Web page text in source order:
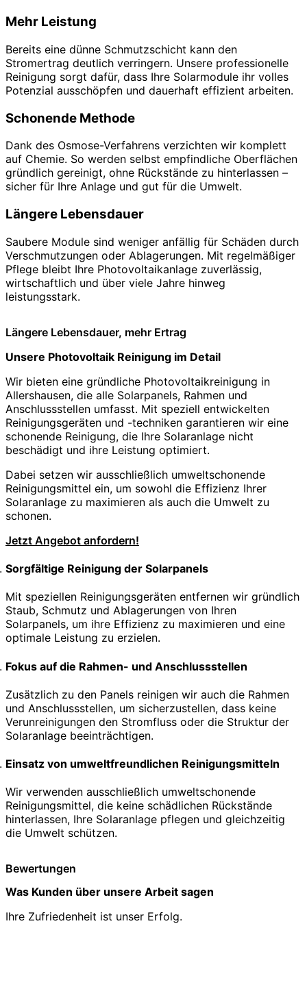
Mehr Leistung
Bereits eine dünne Schmutzschicht kann den
Stromertrag deutlich verringern. Unsere professionelle
Reinigung sorgt dafür, dass Ihre Solarmodule ihr volles
Potenzial ausschöpfen und dauerhaft effizient arbeiten.
Schonende Methode
Dank des Osmose-Verfahrens verzichten wir komplett
auf Chemie. So werden selbst empfindliche Oberflächen
gründlich gereinigt, ohne Rückstände zu hinterlassen –
sicher für Ihre Anlage und gut für die Umwelt.
Längere Lebensdauer
Saubere Module sind weniger anfällig für Schäden durch
Verschmutzungen oder Ablagerungen. Mit regelmäßiger
Pflege bleibt Ihre Photovoltaikanlage zuverlässig,
wirtschaftlich und über viele Jahre hinweg
leistungsstark.
Längere Lebensdauer, mehr Ertrag
Unsere Photovoltaik Reinigung im Detail
Wir bieten eine gründliche Photovoltaikreinigung in
Allershausen, die alle Solarpanels, Rahmen und
Anschlussstellen umfasst. Mit speziell entwickelten
Reinigungsgeräten und -techniken garantieren wir eine
schonende Reinigung, die Ihre Solaranlage nicht
beschädigt und ihre Leistung optimiert.
Dabei setzen wir ausschließlich umweltschonende
Reinigungsmittel ein, um sowohl die Effizienz Ihrer
Solaranlage zu maximieren als auch die Umwelt zu
schonen.
Jetzt Angebot anfordern!
Sorgfältige Reinigung der Solarpanels
Mit speziellen Reinigungsgeräten entfernen wir gründlich
Staub, Schmutz und Ablagerungen von Ihren
Solarpanels, um ihre Effizienz zu maximieren und eine
optimale Leistung zu erzielen.
Fokus auf die Rahmen- und Anschlussstellen
Zusätzlich zu den Panels reinigen wir auch die Rahmen
und Anschlussstellen, um sicherzustellen, dass keine
Verunreinigungen den Stromfluss oder die Struktur der
Solaranlage beeinträchtigen.
Einsatz von umweltfreundlichen Reinigungsmitteln
Wir verwenden ausschließlich umweltschonende
Reinigungsmittel, die keine schädlichen Rückstände
hinterlassen, Ihre Solaranlage pflegen und gleichzeitig
die Umwelt schützen.
Bewertungen
Was Kunden über unsere Arbeit sagen
Ihre Zufriedenheit ist unser Erfolg.